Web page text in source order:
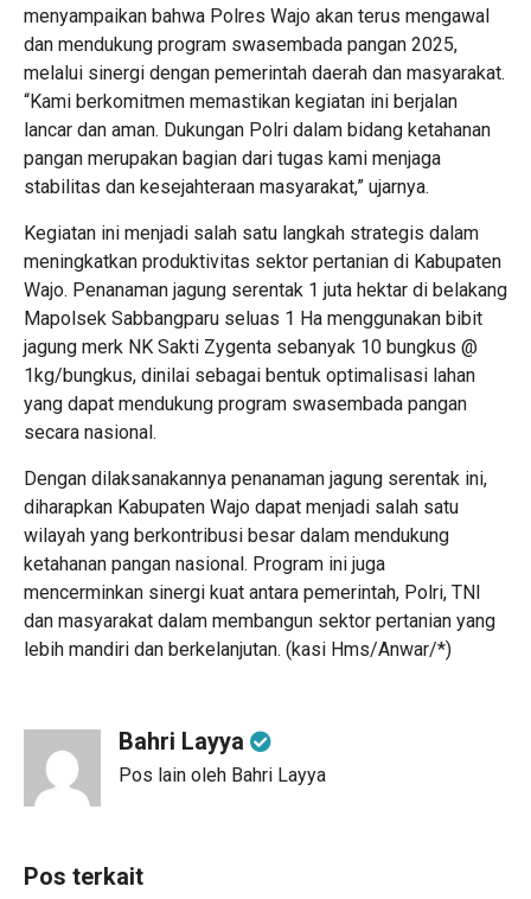
menyampaikan bahwa Polres Wajo akan terus mengawal
dan mendukung program swasembada pangan 2025,
melalui sinergi dengan pemerintah daerah dan masyarakat.
“Kami berkomitmen memastikan kegiatan ini berjalan
lancar dan aman. Dukungan Polri dalam bidang ketahanan
pangan merupakan bagian dari tugas kami menjaga
stabilitas dan kesejahteraan masyarakat,” ujarnya.
Kegiatan ini menjadi salah satu langkah strategis dalam
meningkatkan produktivitas sektor pertanian di Kabupaten
Wajo. Penanaman jagung serentak 1 juta hektar di belakang
Mapolsek Sabbangparu seluas 1 Ha menggunakan bibit
jagung merk NK Sakti Zygenta sebanyak 10 bungkus @
1kg/bungkus, dinilai sebagai bentuk optimalisasi lahan
yang dapat mendukung program swasembada pangan
secara nasional.
Dengan dilaksanakannya penanaman jagung serentak ini,
diharapkan Kabupaten Wajo dapat menjadi salah satu
wilayah yang berkontribusi besar dalam mendukung
ketahanan pangan nasional. Program ini juga
mencerminkan sinergi kuat antara pemerintah, Polri, TNI
dan masyarakat dalam membangun sektor pertanian yang
lebih mandiri dan berkelanjutan. (kasi Hms/Anwar/*)
Bahri Layya
Pos lain oleh Bahri Layya
Pos terkait